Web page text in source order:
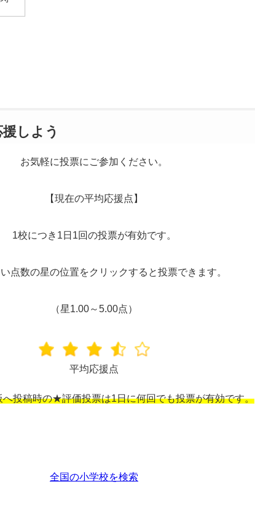
しよう
お気軽に投票にご参加ください。
【現在の平均応援点】
1校につき1日1回の投票が有効です。
点数の星の位置をクリックすると投票できます。
（星1.00～5.00点）
平均応援点
へ投稿時の★評価投票は1日に何回でも投票が有効です。
全国の小学校を検索